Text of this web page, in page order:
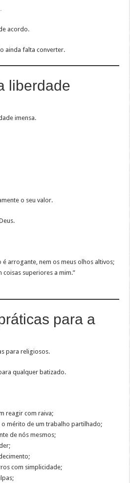
acordo.
ainda falta converter.
liberdade
imensa.
o seu valor.
é arrogante, nem os meus olhos altivos;
superiores a mim.”
para a
para religiosos.
qualquer batizado.
reagir com raiva;
mérito de um trabalho partilhado;
de nós mesmos;
com simplicidade;